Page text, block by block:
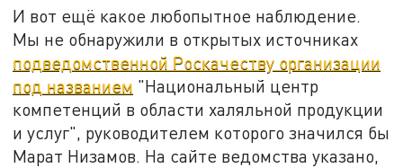
И вот ещё какое любопытное наблюдение.
Мы не обнаружили в открытых источниках
подведомственной Роскачеству организации
под названием "Национальный центр
компетенций в области халяльной продукции
и услуг", руководителем которого значился бы
Марат Низамов. На сайте ведомства указано,